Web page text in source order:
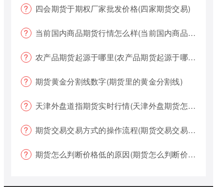
四会期货于期权厂家批发价格(四家期货交易)
当前国内商品期货行情怎么样(当前国内商品期货行情怎么样了)
农产品期货起源于哪里(农产品期货起源于哪里的)
期货黄金分割线数字(期货里的黄金分割线)
天津外盘道指期货实时行情(天津外盘期货怎么交易)
期货交易交易方式的操作流程(期货交易交易方式的操作流程是什么)
期货怎么判断价格低的原因(期货怎么判断价格低的原因呢)